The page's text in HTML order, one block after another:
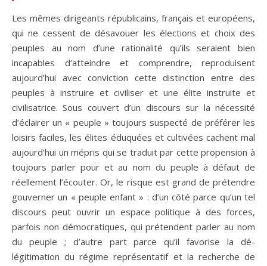
Les mêmes dirigeants républicains, français et européens,
qui ne cessent de désavouer les élections et choix des
peuples au nom d’une rationalité qu’ils seraient bien
incapables d’atteindre et comprendre, reproduisent
aujourd’hui avec conviction cette distinction entre des
peuples à instruire et civiliser et une élite instruite et
civilisatrice. Sous couvert d’un discours sur la nécessité
d’éclairer un « peuple » toujours suspecté de préférer les
loisirs faciles, les élites éduquées et cultivées cachent mal
aujourd’hui un mépris qui se traduit par cette propension à
toujours parler pour et au nom du peuple à défaut de
réellement l’écouter. Or, le risque est grand de prétendre
gouverner un « peuple enfant » : d’un côté parce qu’un tel
discours peut ouvrir un espace politique à des forces,
parfois non démocratiques, qui prétendent parler au nom
du peuple ; d’autre part parce qu’il favorise la dé-
légitimation du régime représentatif et la recherche de